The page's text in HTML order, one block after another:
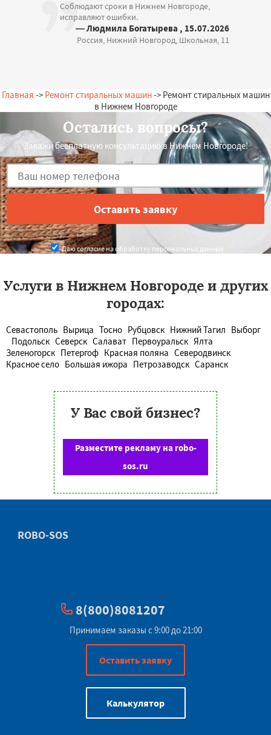
Соблюдают сроки в Нижнем Новгороде,
исправляют ошибки.
— Людмила Богатырева , 15.07.2026
Россия, Нижний Новгород, Школьная, 11
Главная -> Ремонт стиральных машин-> Ремонт стиральных машин
в Нижнем Новгороде
Остались вопросы?
Закажи бесплатную консультацию в Нижнем Новгороде!
Даю согласие на обработку персональных данных
Услуги в Нижнем Новгороде и других
городах:
Севастополь Вырица Тосно Рубцовск Нижний Тагил Выборг
Подольск Северск Салават Первоуральск Ялта
Зеленогорск Петергоф Красная поляна Северодвинск
Красное село Большая ижора Петрозаводск Саранск
У Вас свой бизнес?
Разместите рекламу на robo-
sos.ru
ROBO-SOS
8(800)8081207
Принимаем заказы с 9:00 до 21:00
Оставить заявку
Калькулятор